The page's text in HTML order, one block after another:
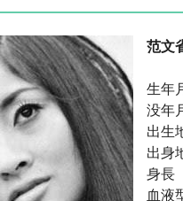
范文
生年
没年
出生
出身
身
血液